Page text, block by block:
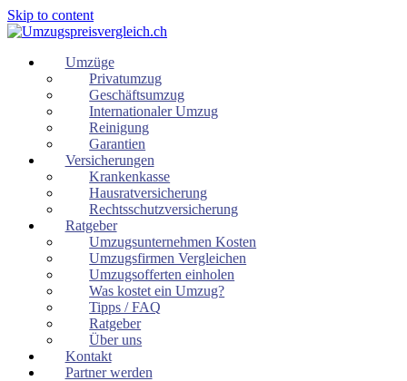
Skip to content
Umzüge
Privatumzug
Geschäftsumzug
Internationaler Umzug
Reinigung
Garantien
Versicherungen
Krankenkasse
Hausratversicherung
Rechtsschutzversicherung
Ratgeber
Umzugsunternehmen Kosten
Umzugsfirmen Vergleichen
Umzugsofferten einholen
Was kostet ein Umzug?
Tipps / FAQ
Ratgeber
Über uns
Kontakt
Partner werden